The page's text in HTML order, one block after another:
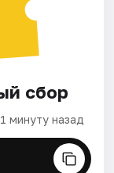
сбор
минуту назад